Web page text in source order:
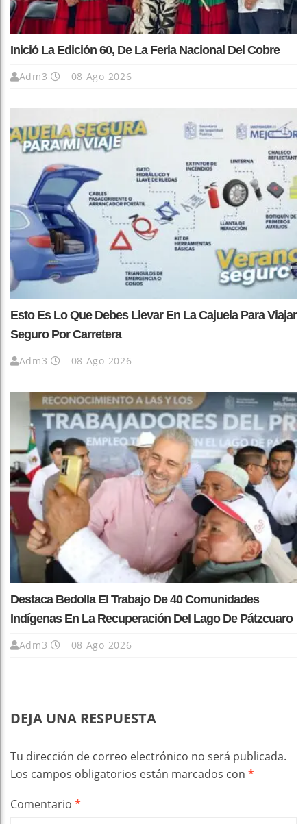
Inició La Edición 60, De La Feria Nacional Del Cobre
Adm3 08 Ago 2026
Esto Es Lo Que Debes Llevar En La Cajuela Para Viajar
Seguro Por Carretera
Adm3 08 Ago 2026
Destaca Bedolla El Trabajo De 40 Comunidades
Indígenas En La Recuperación Del Lago De Pátzcuaro
Adm3 08 Ago 2026
DEJA UNA RESPUESTA
Tu dirección de correo electrónico no será publicada.
Los campos obligatorios están marcados con *
Comentario *